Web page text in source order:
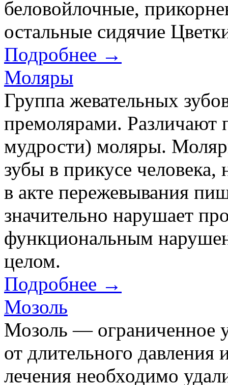
беловойлочные,
остальные сидячие
Подробнее →
Моляры
Группа жевательных
премолярами. Различают
мудрости) моляры.
зубы в прикусе
в акте пережевывания
значительно нарушает
функциональным
целом.
Подробнее →
Мозоль
Мозоль — ограниченное
от длительного
лечения необходимо